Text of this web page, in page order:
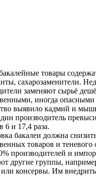
товары
сахарозаменители.
заменяют сырьё
иногда опасными
выявило кадмий и
производитель
6 и 17,4 раза.
бакалеи должна
товаров и
производителей и
другие группы,
консервы. Им